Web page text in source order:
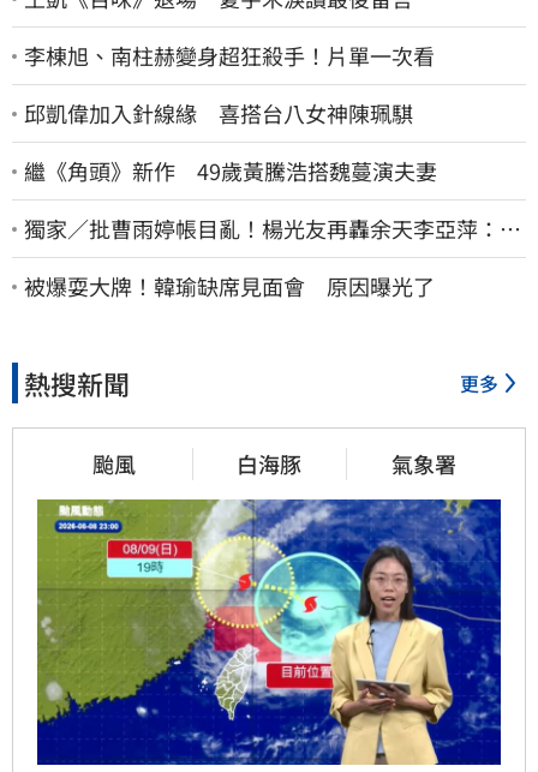
李棟旭、南柱赫變身超狂殺手！片單一次看
邱凱偉加入針線緣 喜搭台八女神陳珮騏
繼《角頭》新作 49歲黃騰浩搭魏蔓演夫妻
獨家／批曹雨婷帳目亂！楊光友再轟余天李亞萍：他
們工會跟演藝圈沒關
被爆耍大牌！韓瑜缺席見面會 原因曝光了
熱搜新聞 更多
颱風 白海豚 氣象署